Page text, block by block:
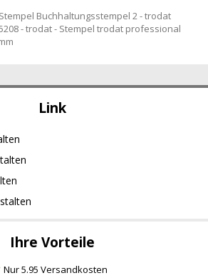
Link
Ihre Vorteile
Nur 5.95 Versandkosten
Buchhaltungsstempel 2 - trodat
- trodat - Stempel trodat professional